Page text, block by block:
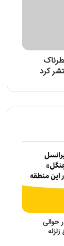
حوالی